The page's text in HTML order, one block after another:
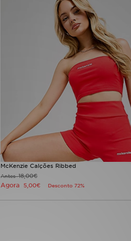
McKenzie Calções Ribbed
Antes18,00€
Agora 5,00€ Desconto 72%